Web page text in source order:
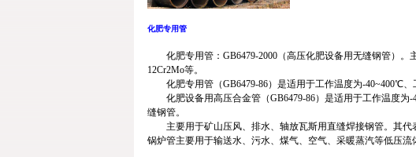
化肥专用管
化肥专用管：GB6479-2000（高压化肥设备用无缝钢管）。
12Cr2Mo等。
化肥专用管（GB6479-86）是适用于工作温度为-40~400℃、
化肥设备用高压合金管（GB6479-86）是适用于工作温度为-
缝钢管。
主要用于矿山压风、排水、轴放瓦斯用直缝焊接钢管。其代
锅炉管主要用于输送水、污水、煤气、空气、采暖蒸汽等低压流